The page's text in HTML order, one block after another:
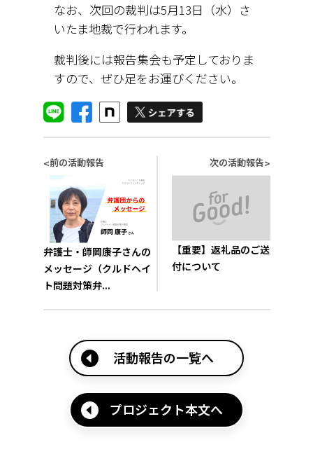
なお、次回の裁判は5月13日（水）さ
いたま地裁で行われます。
裁判後には報告集会も予定しておりま
すので、ぜひ足をお運びください。
<前の活動報告
弁護士・師岡康子さんの
メッセージ（クルドヘイ
ト問題対策弁...
【重要】返礼品のご送
付について
次の活動報告>
活動報告の一覧へ
プロジェクト本文へ